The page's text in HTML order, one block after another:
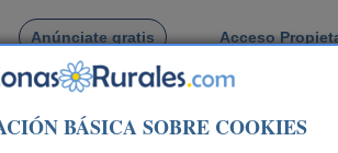
Anúnciate gratis Acceso
BÁSICA SOBRE COOKIES